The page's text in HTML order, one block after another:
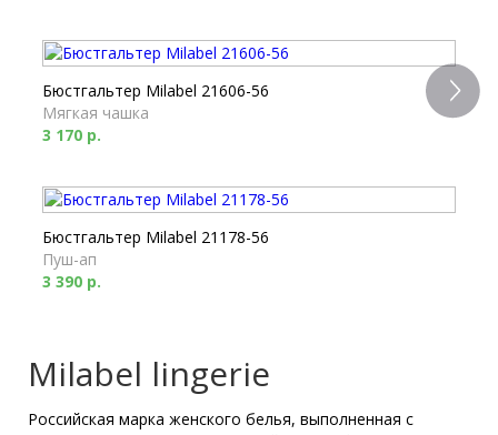
Бюстгальтер Milabel 21606-56
Мягкая чашка
3 170 р.
Бюстгальтер Milabel 21178-56
Пуш-ап
3 390 р.
Трусы Milabel **22033-56
1 830 р.
Milabel lingerie
Российская марка женского белья, выполненная с